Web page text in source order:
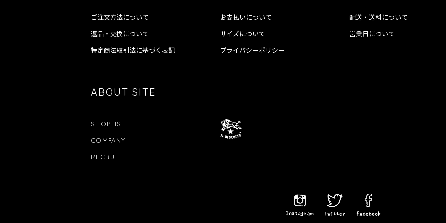
ご注文方法について お支払いについて 配送・送料について
返品・交換について サイズについて 営業日について
特定商法取引法に基づく表記 プライバシーポリシー
ABOUT SITE
SHOPLIST
COMPANY
RECRUIT